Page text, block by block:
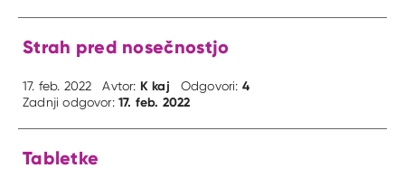
Strah pred nosečnostjo
17. feb. 2022 Avtor: K kaj Odgovori: 4
Zadnji odgovor:17. feb. 2022
Tabletke